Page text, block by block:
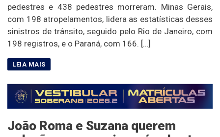
pedestres e 438 pedestres morreram. Minas Gerais,
com 198 atropelamentos, lidera as estatísticas desses
sinistros de trânsito, seguido pelo Rio de Janeiro, com
198 registros, e o Paraná, com 166. […]
João Roma e Suzana querem